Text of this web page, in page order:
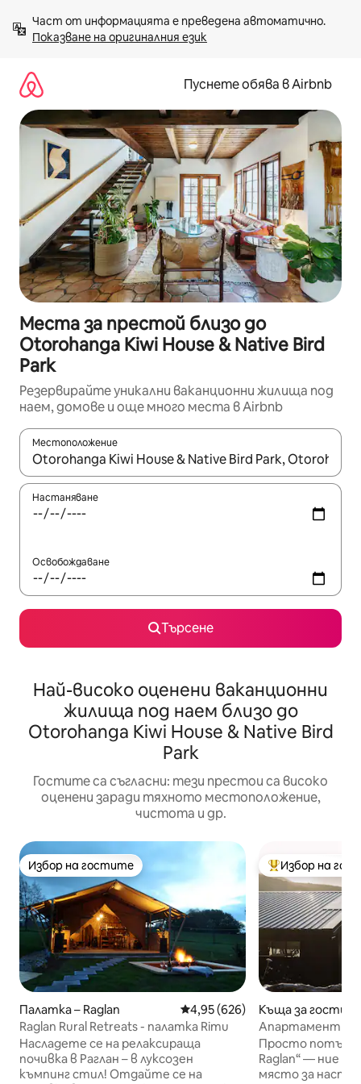
към
съдържанието
Показване на оригиналния език
Пуснете обява в Airbnb
Места за престой близо до
Otorohanga Kiwi House & Native Bird
Park
Резервирайте уникални ваканционни жилища под
наем, домове и още много места в Airbnb
Местоположение
Когато резултатите се покажат, използвайте
Настаняване
Освобождаване
Търсене
Най-високо оценени ваканционни
жилища под наем близо до
Otorohanga Kiwi House & Native Bird
Park
Гостите са съгласни: тези престои са високо
оценени заради тяхното местоположение,
чистота и др.
Избор на гостите
Избор на гостите
Палатка – Raglan Средна оценка: 4,95 от 5,
4,95 (626)
Raglan Rural Retreats - палатка Rimu
Насладете се на релаксираща
почивка в Раглан – в луксозен
къмпинг стил! Отдайте се на
Най-популярен
Избор на
Къща за гости –
Апартамент
вана в Barrelled
Просто
Raglan“ — ние
място за